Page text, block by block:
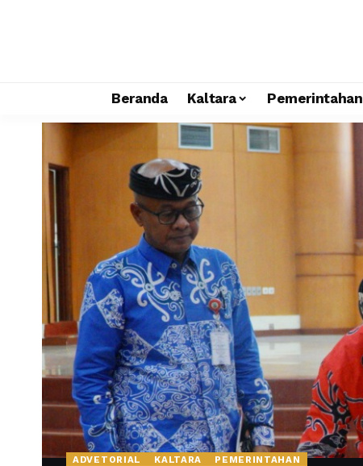
Beranda Kaltara Pemerintahan
ADVETORIAL KALTARA PEMERINTAHAN